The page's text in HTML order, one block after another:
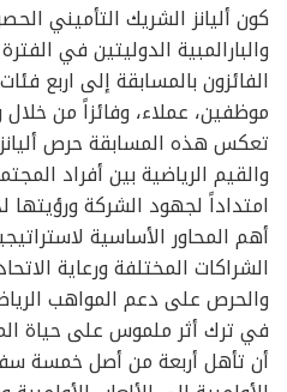
كون أليانز الشريك التأميني
الفائزون بالمسابقة إلى اربع
موظفين، عملاء، وفائزاً من
تعكس هذه المسابقة حرص
والقيم الرياضية بين أفراد
امتداداً لجهود الشركة ورؤيتها
أهم المحاور الأساسية
الشراكات المختلفة ورعاية
والحرص على دعم المواهب
في ترك أثر ملموس على حياة
أن تأهل أربعة من أصل خمسة